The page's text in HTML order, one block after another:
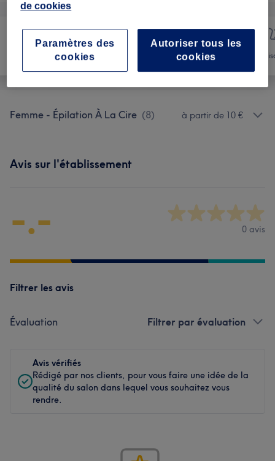
Manucure et
Beauté des pieds
Épilation
Femme - Épilation À La Cire (8) à partir de 10 €
Avis sur l'établissement
-.- 0 avis
Filtrer les avis
Évaluation Filtrer par évaluation
Avis vérifiés
Rédigé par nos clients, pour vous faire une idée de la
qualité du salon dans lequel vous souhaitez vous
rendre.
de cookies
Autoriser tous les
cookies
Paramètres des
cookies